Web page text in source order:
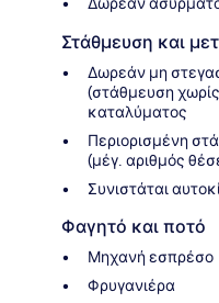
Στάθμευση και
Δωρεάν μη
(στάθμευση
καταλύματος
Περιορισμένη
(μέγ. αριθμός
Συνιστάται
Φαγητό και ποτό
Μηχανή εσπρέσο
Φρυγανιέρα